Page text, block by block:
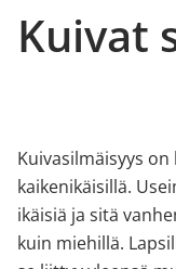
Kuivat
Kuivasilmäisyys
kaikenikäisillä.
ikäisiä ja sitä
kuin miehillä.